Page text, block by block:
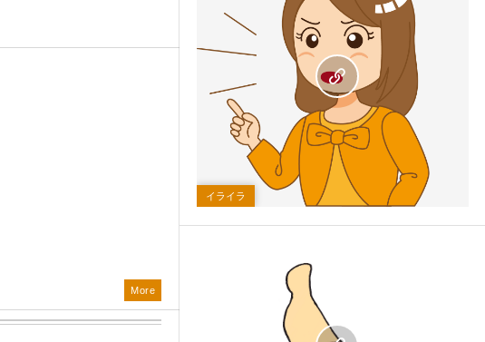
イライラ
0
More